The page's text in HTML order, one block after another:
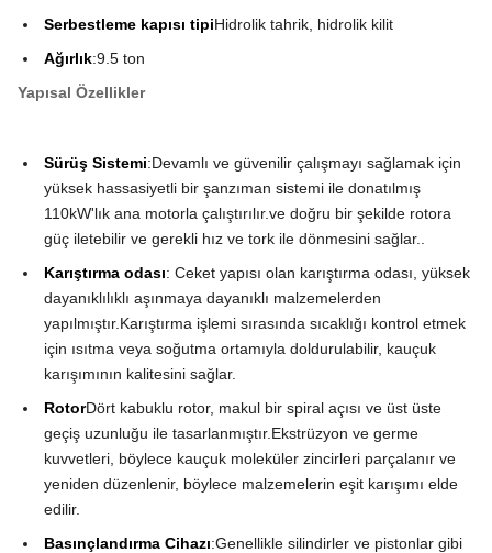
Serbestleme kapısı tipiHidrolik tahrik, hidrolik kilit
Ağırlık:9.5 ton
Yapısal Özellikler
Sürüş Sistemi:Devamlı ve güvenilir çalışmayı sağlamak için
yüksek hassasiyetli bir şanzıman sistemi ile donatılmış
110kW'lık ana motorla çalıştırılır.ve doğru bir şekilde rotora
güç iletebilir ve gerekli hız ve tork ile dönmesini sağlar..
Karıştırma odası: Ceket yapısı olan karıştırma odası, yüksek
dayanıklılıklı aşınmaya dayanıklı malzemelerden
yapılmıştır.Karıştırma işlemi sırasında sıcaklığı kontrol etmek
için ısıtma veya soğutma ortamıyla doldurulabilir, kauçuk
karışımının kalitesini sağlar.
RotorDört kabuklu rotor, makul bir spiral açısı ve üst üste
geçiş uzunluğu ile tasarlanmıştır.Ekstrüzyon ve germe
kuvvetleri, böylece kauçuk moleküler zincirleri parçalanır ve
yeniden düzenlenir, böylece malzemelerin eşit karışımı elde
edilir.
Basınçlandırma Cihazı:Genellikle silindirler ve pistonlar gibi